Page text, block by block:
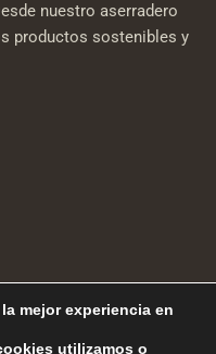
nuestro aserradero
productos sostenibles y
Internet
– NextGenerationEU
mejor experiencia en
utilizamos o